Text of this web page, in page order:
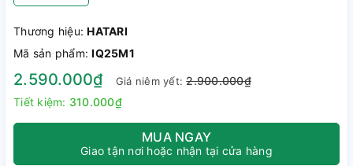
Thương hiệu:HATARI
Mã sản phẩm:IQ25M1
2.590.000₫ Giá niêm yết:2.900.000₫
Tiết kiệm: 310.000₫
MUA NGAY
Giao tận nơi hoặc nhận tại cửa hàng